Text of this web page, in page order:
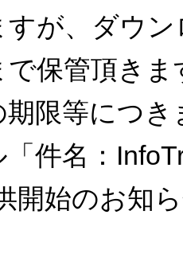
すが、ダウ
で保管頂き
限等につき
名：
開始のお知